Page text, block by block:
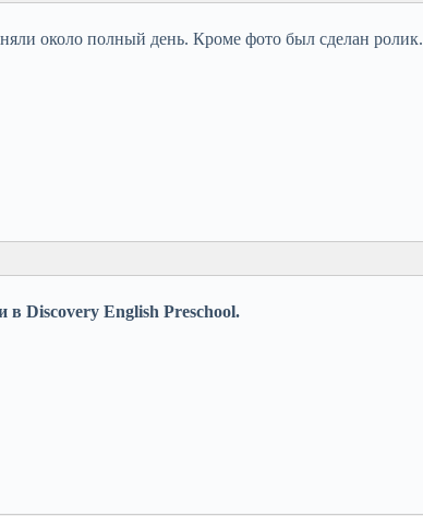
около полный день. Кроме фото был сделан ролик.
в Discovery English Preschool.